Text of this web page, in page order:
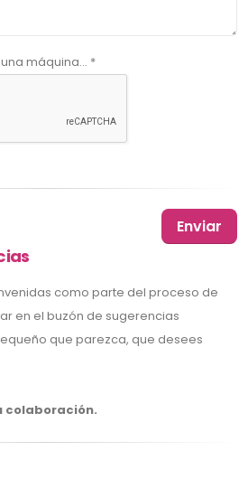
máquina... *
como parte del proceso de
en el buzón de sugerencias
que parezca, que desees
colaboración.